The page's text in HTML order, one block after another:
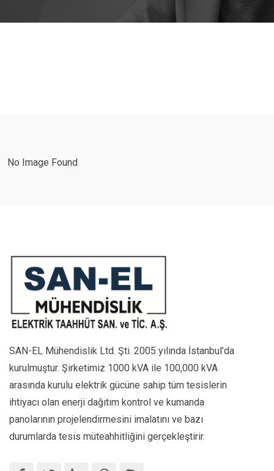
No Image Found
SAN-EL Mühendislik Ltd. Şti. 2005 yılında İstanbul’da
kurulmuştur. Şirketimiz 1000 kVA ile 100,000 kVA
arasında kurulu elektrik gücüne sahip tüm tesislerin
ihtiyacı olan enerji dağıtım kontrol ve kumanda
panolarının projelendirmesini imalatını ve bazı
durumlarda tesis müteahhitliğini gerçekleştirir.